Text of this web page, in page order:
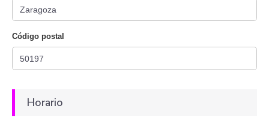
Código postal
Horario